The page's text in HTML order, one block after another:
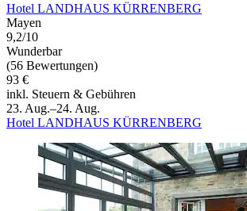
Hotel LANDHAUS KÜRRENBERG
Mayen
9,2/10
Wunderbar
(56 Bewertungen)
93 €
inkl. Steuern & Gebühren
23. Aug.–24. Aug.
Hotel LANDHAUS KÜRRENBERG